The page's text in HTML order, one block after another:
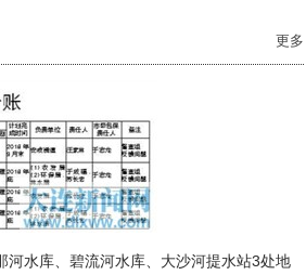
更多
水库、碧流河水库、大沙河提水站3处地